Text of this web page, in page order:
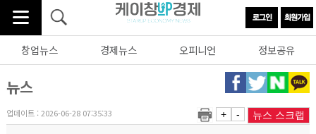
창업뉴스 경제뉴스 오피니언 정보공유
뉴스
업데이트 : 2026-06-28 07:35:33 + - 뉴스 스크랩